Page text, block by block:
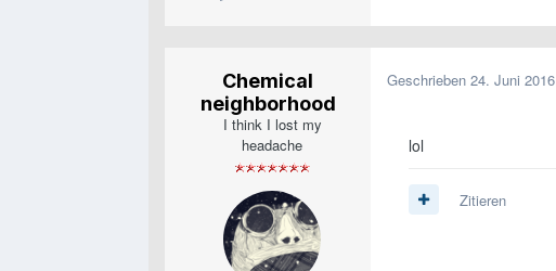
Chemical
neighborhood
I think I lost my
headache
Geschrieben 24. Juni 2016
lol
Zitieren